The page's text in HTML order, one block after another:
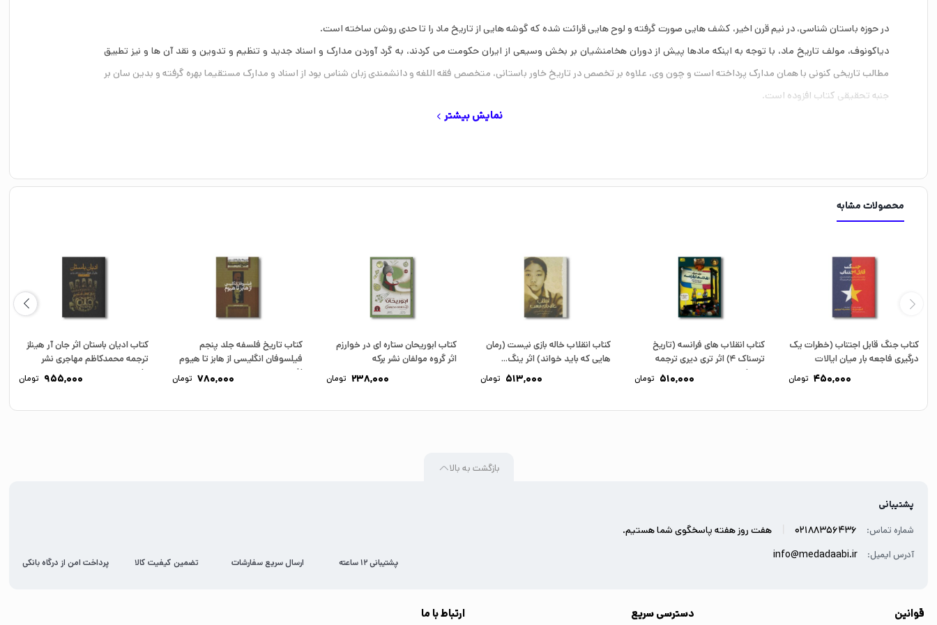
در حوزه باستان شناسی، در نیم قرن اخیر، کشف هایی صورت گرفته و لوح هایی قرائت شده که گوشه هایی از تاریخ ماد را تا حدی روشن ساخته است.
دیاکونوف، مولف تاریخ ماد، با توجه به اینکه مادها پیش از دوران هخامنشیان بر بخش وسیعی از ایران حکومت می کردند، به گرد آوردن مدارک و اسناد جدید و تنظیم و تدوین و نقد آن ها و نیز تطبیق
مطالب تاریخی کنونی با همان مدارک پرداخته است و چون وی، علاوه بر تخصص در تاریخ خاور باستانی، متخصص فقه اللغه و دانشمندی زبان شناس بود از اسناد و مدارک مستقیما بهره گرفته و بدین سان بر
جنبه تحقیقی کتاب افزوده است.
در این کتاب مهم ترین مراحل تاریخ ماد قدیم به یاری مدارک و مطالب آثار مکتوب روشن شده است؛ از آغاز تشکیل طبقات جامعه مزبور تا تاسیس امپراتوری بزرگ ماد و سپس، بعد از استقرار حکومت پارس
نمایش بیشتر
محصولات مشابه
کتاب جنگ قابل اجتناب (خطرات یک
درگیری فاجعه بار میان ایالات
450,000 تومان
کتاب انقلاب های فرانسه (تاریخ
ترسناک 4) اثر تری دیری ترجمه
مهرداد...
510,000 تومان
کتاب انقلاب خاله بازی نیست (رمان
هایی که باید خواند) اثر ینگ...
513,000 تومان
کتاب ابوریحان ستاره ای در خوارزم
اثر گروه مولفان نشر برکه
238,000 تومان
کتاب تاریخ فلسفه جلد پنجم
فیلسوفان انگلیسی از هابز تا هیوم
اثر...
780,000 تومان
کتاب ادیان باستان اثر جان آر هینلز
ترجمه محمدکاظم مهاجری نشر
علمی...
955,000 تومان
بازگشت به بالا
پشتیبانی
شماره تماس:
02188356436 هفت روز هفته پاسخگوی شما هستیم.
آدرس ایمیل: info@medadaabi.ir
پشتیبانی 12 ساعته ارسال سریع سفارشات تضمین کیفیت کالا پرداخت امن از درگاه بانکی
قوانین دسترسی سریع ارتباط با ما